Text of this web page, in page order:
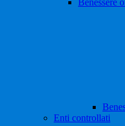
Benessere
Enti controllati